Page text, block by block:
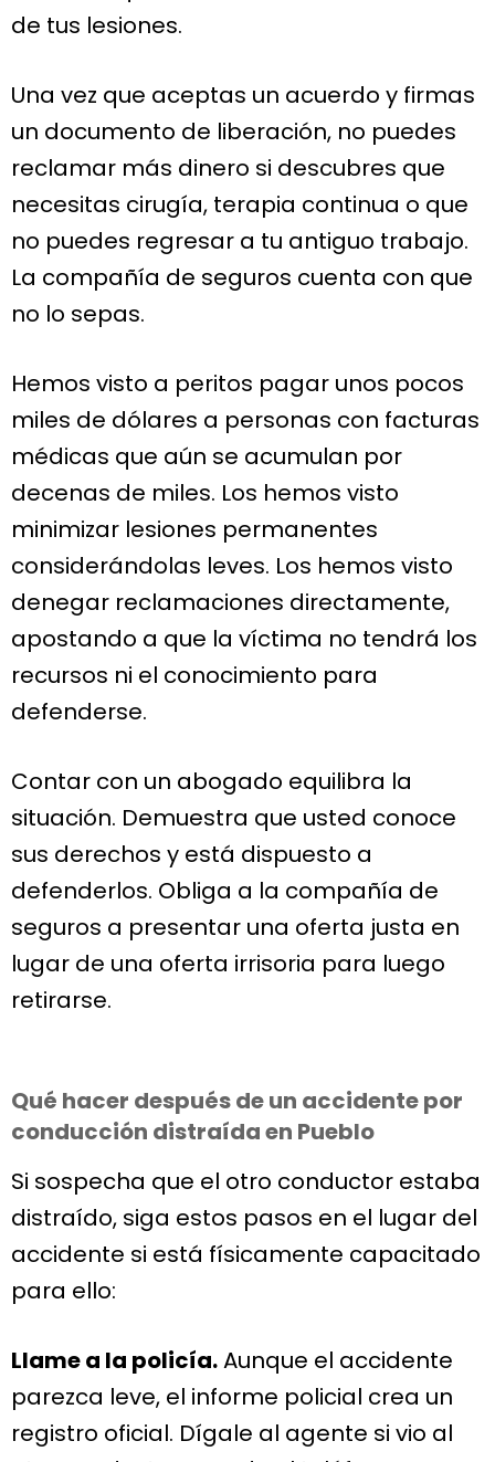
de tus lesiones.
Una vez que aceptas un acuerdo y firmas
un documento de liberación, no puedes
reclamar más dinero si descubres que
necesitas cirugía, terapia continua o que
no puedes regresar a tu antiguo trabajo.
La compañía de seguros cuenta con que
no lo sepas.
Hemos visto a peritos pagar unos pocos
miles de dólares a personas con facturas
médicas que aún se acumulan por
decenas de miles. Los hemos visto
minimizar lesiones permanentes
considerándolas leves. Los hemos visto
denegar reclamaciones directamente,
apostando a que la víctima no tendrá los
recursos ni el conocimiento para
defenderse.
Contar con un abogado equilibra la
situación. Demuestra que usted conoce
sus derechos y está dispuesto a
defenderlos. Obliga a la compañía de
seguros a presentar una oferta justa en
lugar de una oferta irrisoria para luego
retirarse.
Qué hacer después de un accidente por
conducción distraída en Pueblo
Si sospecha que el otro conductor estaba
distraído, siga estos pasos en el lugar del
accidente si está físicamente capacitado
para ello:
Llame a la policía.Aunque el accidente
parezca leve, el informe policial crea un
registro oficial. Dígale al agente si vio al